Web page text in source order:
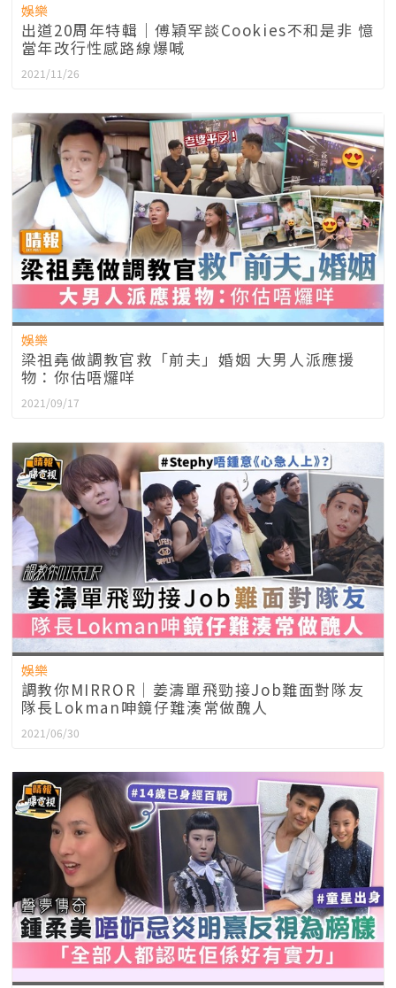
娛樂
出道20周年特輯｜傅穎罕談Cookies不和是非 憶
當年改行性感路線爆喊
2021/11/26
娛樂
梁祖堯做調教官救「前夫」婚姻 大男人派應援
物：你估唔𤓓咩
2021/09/17
娛樂
調教你MIRROR｜姜濤單飛勁接Job難面對隊友
隊長Lokman呻鏡仔難湊常做醜人
2021/06/30